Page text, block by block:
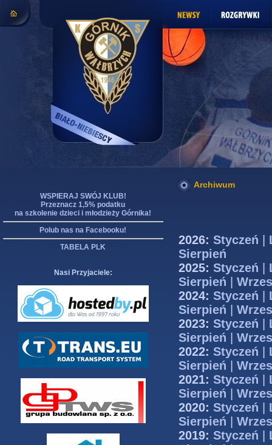
WSPIERAJ SWÓJ KLUB!
Przeznacz 1,5% podatku
na szkolenie dzieci i młodzieży Górnika!
Polub nas na Facebooku!
TABELA PLK
Nasi Przyjaciele:
Archiwum
2026: Styczeń
Sierpień
2025: Styczeń
Sierpień
2024: Styczeń
Sierpień
2023: Styczeń
Sierpień
2022: Styczeń
Sierpień
2021: Styczeń
Sierpień
2020: Styczeń
Sierpień
2019: Styczeń